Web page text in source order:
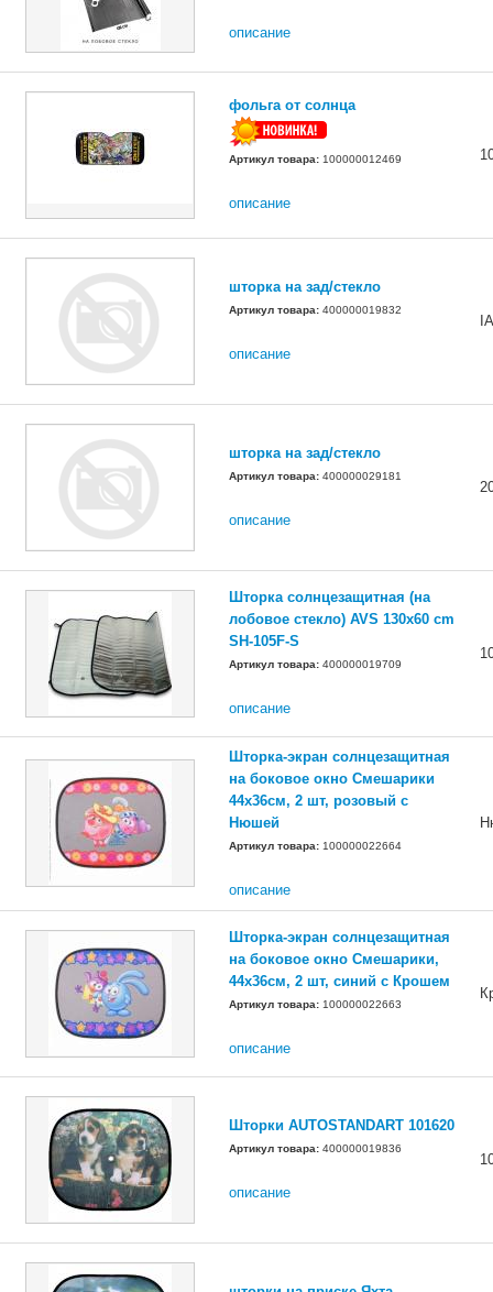
описание
фольга от солнца
Артикул товара: 100000012469
описание
шторка на зад/стекло
Артикул товара: 400000019832
описание
шторка на зад/стекло
Артикул товара: 400000029181
описание
Шторка солнцезащитная (на
лобовое стекло) AVS 130x60 cm
SH-105F-S
Артикул товара: 400000019709
описание
Шторка-экран солнцезащитная
на боковое окно Смешарики
44х36см, 2 шт, розовый с
Нюшей
Артикул товара: 100000022664
описание
Шторка-экран солнцезащитная
на боковое окно Смешарики,
44х36см, 2 шт, синий с Крошем
Артикул товара: 100000022663
описание
Шторки AUTOSTANDART 101620
Артикул товара: 400000019836
описание